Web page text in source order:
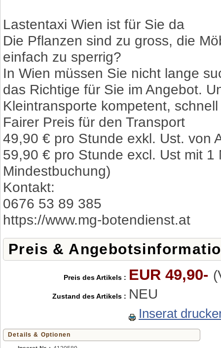
Lastentaxi Wien ist für Sie da
Die Pflanzen sind zu gross, die
einfach zu sperrig?
In Wien müssen Sie nicht lange
das Richtige für Sie im Angebot.
Kleintransporte kompetent,
Fairer Preis für den Transport
49,90 € pro Stunde exkl. Ust. von
59,90 € pro Stunde excl. Ust mit
Mindestbuchung)
Kontakt:
0676 53 89 385
https://www.mg-botendienst.at
Preis &
Preis des Artikels : EUR 49,90-
Zustand des Artikels : NEU
Inserat
Details & Optionen